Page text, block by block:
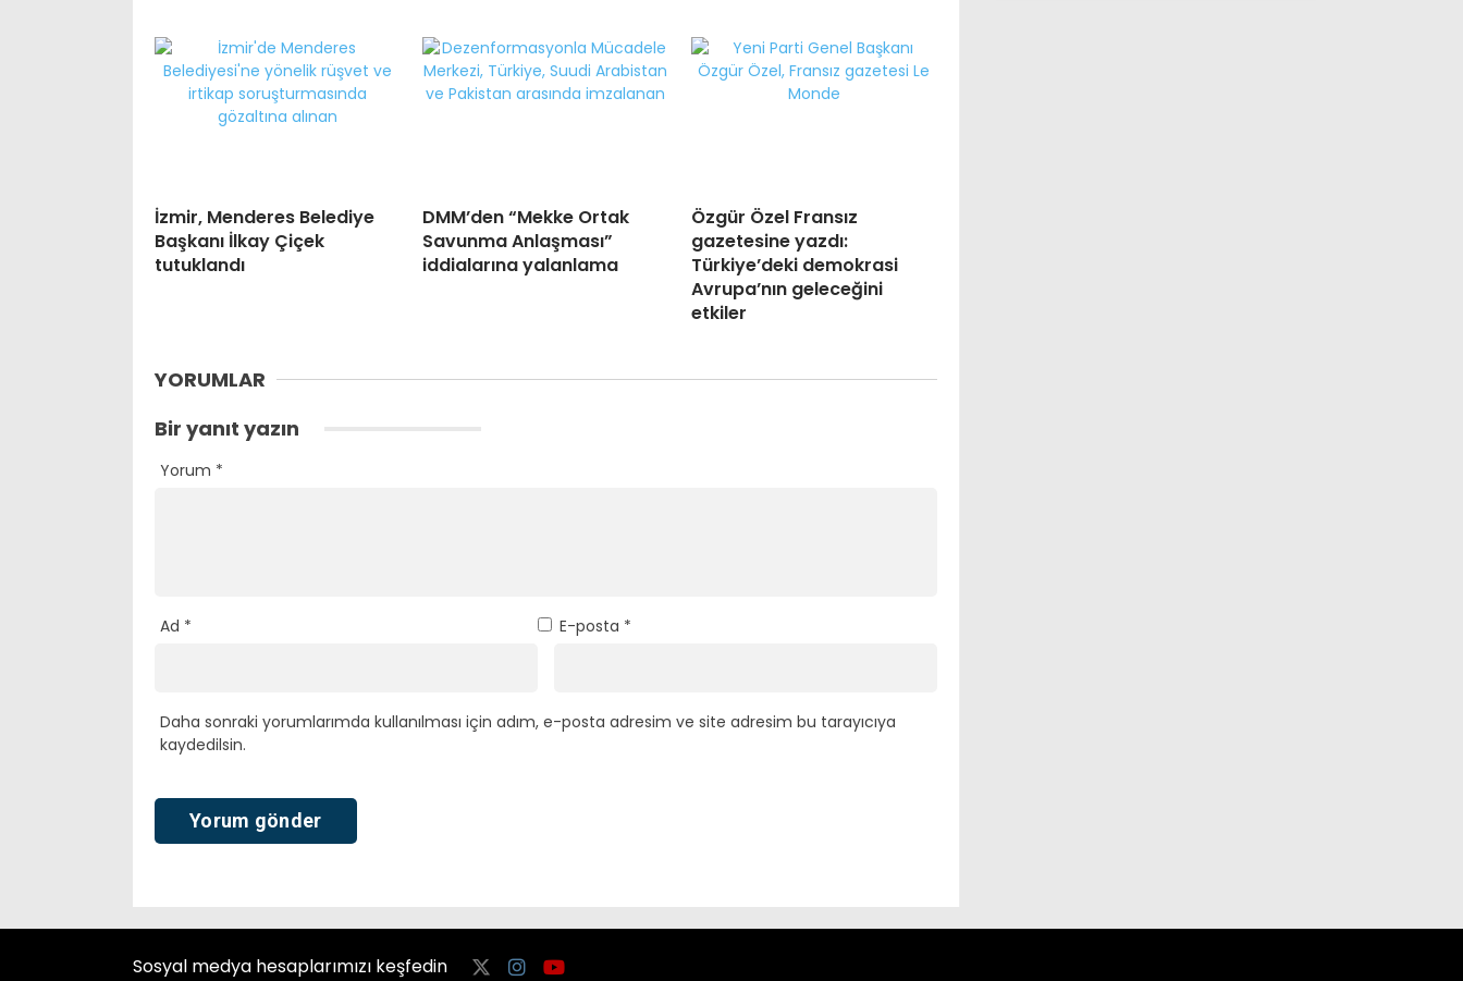
İzmir, Menderes Belediye
Başkanı İlkay Çiçek
tutuklandı
DMM’den “Mekke Ortak
Savunma Anlaşması”
iddialarına yalanlama
Özgür Özel Fransız
gazetesine yazdı:
Türkiye’deki demokrasi
Avrupa’nın geleceğini
etkiler
YORUMLAR
Bir yanıt yazın
Yorum *
Ad * E-posta *
Daha sonraki yorumlarımda kullanılması için adım, e-posta adresim ve site adresim bu tarayıcıya
kaydedilsin.
Sosyal medya hesaplarımızı keşfedin